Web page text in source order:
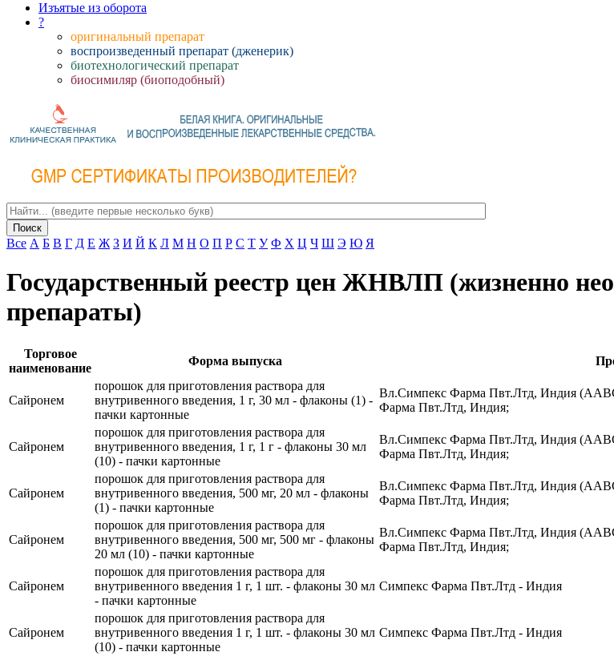
Изъятые из оборота
?
оригинальный препарат
воспроизведенный препарат (дженерик)
биотехнологический препарат
биосимиляр (биоподобный)
Поиск
Все А Б В Г Д Е Ж З И Й К Л М Н О П Р С Т У Ф Х Ц Ч Ш Э Ю Я
Государственный реестр цен ЖНВЛП (жизненно
препараты)
Торговое
наименование
Форма выпуска
Сайронем
порошок для приготовления раствора для
внутривенного введения, 1 г, 30 мл - флаконы (1) -
пачки картонные
Вл.Симпекс Фарма Пвт.Лтд, Индия
Фарма Пвт.Лтд, Индия;
Сайронем
порошок для приготовления раствора для
внутривенного введения, 1 г, 1 г - флаконы 30 мл
(10) - пачки картонные
Вл.Симпекс Фарма Пвт.Лтд, Индия
Фарма Пвт.Лтд, Индия;
Сайронем
порошок для приготовления раствора для
внутривенного введения, 500 мг, 20 мл - флаконы
(1) - пачки картонные
Вл.Симпекс Фарма Пвт.Лтд, Индия
Фарма Пвт.Лтд, Индия;
Сайронем
порошок для приготовления раствора для
внутривенного введения, 500 мг, 500 мг - флаконы
20 мл (10) - пачки картонные
Вл.Симпекс Фарма Пвт.Лтд, Индия
Фарма Пвт.Лтд, Индия;
Сайронем
порошок для приготовления раствора для
внутривенного введения 1 г, 1 шт. - флаконы 30 мл
- пачки картонные
Симпекс Фарма Пвт.Лтд - Индия
Сайронем
порошок для приготовления раствора для
внутривенного введения 1 г, 1 шт. - флаконы 30 мл
(10) - пачки картонные
Симпекс Фарма Пвт.Лтд - Индия